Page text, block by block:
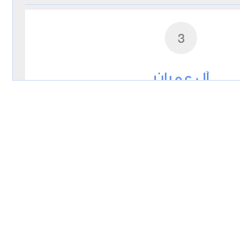
3
آل عمران